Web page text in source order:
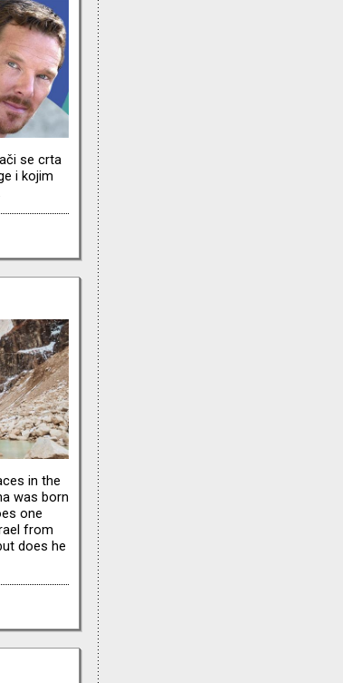
se crta
i kojim
in the
was born
one
from
does he